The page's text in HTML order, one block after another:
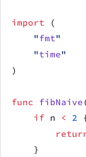
import (
    "
fmt"
    "
time"
)
func fibNaive
    if
n < 2
    }